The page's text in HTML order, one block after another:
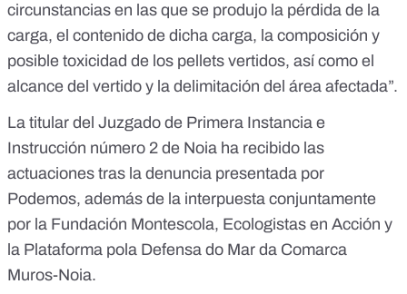
circunstancias en las que se produjo la pérdida de la
carga, el contenido de dicha carga, la composición y
posible toxicidad de los pellets vertidos, así como el
alcance del vertido y la delimitación del área afectada”.
La titular del Juzgado de Primera Instancia e
Instrucción número 2 de Noia ha recibido las
actuaciones tras la denuncia presentada por
Podemos, además de la interpuesta conjuntamente
por la Fundación Montescola, Ecologistas en Acción y
la Plataforma pola Defensa do Mar da Comarca
Muros-Noia.